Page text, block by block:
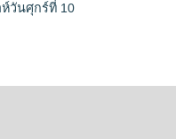
วันศุกร์ที่ 10